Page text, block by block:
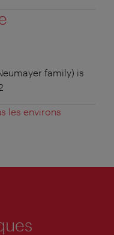
family) is
les environs